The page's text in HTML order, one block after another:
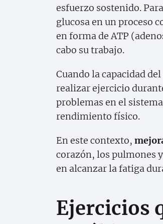
esfuerzo sostenido.
glucosa en un proceso
en forma de ATP
cabo su trabajo.
Cuando la capacidad
realizar ejercicio
problemas en el
rendimiento físico.
En este contexto,
corazón, los pulmones
en alcanzar la fatiga
Ejercicios